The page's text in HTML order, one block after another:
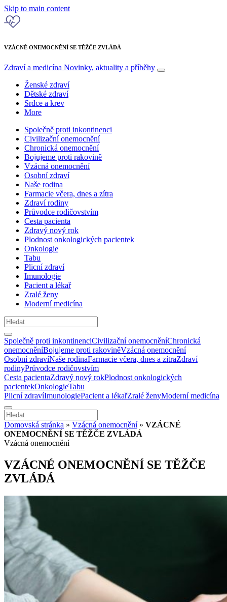
Skip to main content
VZÁCNÉ ONEMOCNĚNÍ SE TĚŽČE ZVLÁDÁ
Zdraví a medicína Novinky, aktuality a příběhy
Ženské zdraví
Dětské zdraví
Srdce a krev
More
Společně proti inkontinenci
Civilizační onemocnění
Chronická onemocnění
Bojujeme proti rakovině
Vzácná onemocnění
Osobní zdraví
Naše rodina
Farmacie včera, dnes a zítra
Zdraví rodiny
Průvodce rodičovstvím
Cesta pacienta
Zdravý nový rok
Plodnost onkologických pacientek
Onkologie
Tabu
Plicní zdraví
Imunologie
Pacient a lékař
Zralé ženy
Moderní medicína
Společně proti inkontinenciCivilizační onemocněníChronická
onemocněníBojujeme proti rakoviněVzácná onemocnění
Osobní zdravíNaše rodinaFarmacie včera, dnes a zítraZdraví
rodinyPrůvodce rodičovstvím
Cesta pacientaZdravý nový rokPlodnost onkologických
pacientekOnkologieTabu
Plicní zdravíImunologiePacient a lékařZralé ženyModerní medicína
Domovská stránka » Vzácná onemocnění» VZÁCNÉ
ONEMOCNĚNÍ SE TĚŽČE ZVLÁDÁ
Vzácná onemocnění
VZÁCNÉ ONEMOCNĚNÍ SE TĚŽČE
ZVLÁDÁ